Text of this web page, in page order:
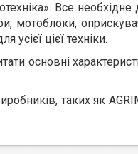
Все необхідне
мотоблоки,
цієї техніки.
основні
таких як